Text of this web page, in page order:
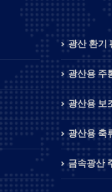
광산 환기
광산용 주
광산용 보
광산용 축
금속광산